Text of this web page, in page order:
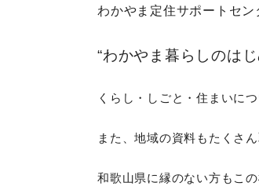
わかやま定住サポートセ
“わかやま暮らしのは
くらし・しごと・住まいに
また、地域の資料もたくさ
和歌山県に縁のない方もこ